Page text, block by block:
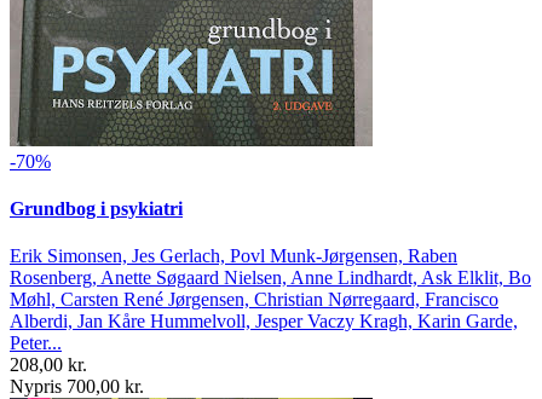
-70%
Grundbog i psykiatri
Erik Simonsen, Jes Gerlach, Povl Munk-Jørgensen, Raben
Rosenberg, Anette Søgaard Nielsen, Anne Lindhardt, Ask Elklit, Bo
Møhl, Carsten René Jørgensen, Christian Nørregaard, Francisco
Alberdi, Jan Kåre Hummelvoll, Jesper Vaczy Kragh, Karin Garde,
Peter...
208,00 kr.
Nypris 700,00 kr.